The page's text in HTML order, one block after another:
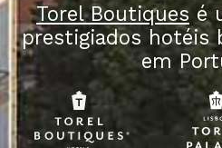
Torel Boutiques é
prestigiados hotéis
em